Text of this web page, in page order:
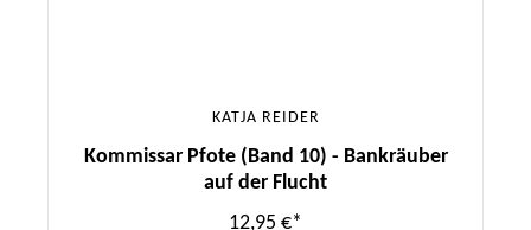
KATJA REIDER
Kommissar Pfote (Band 10) - Bankräuber
auf der Flucht
12,95 €*